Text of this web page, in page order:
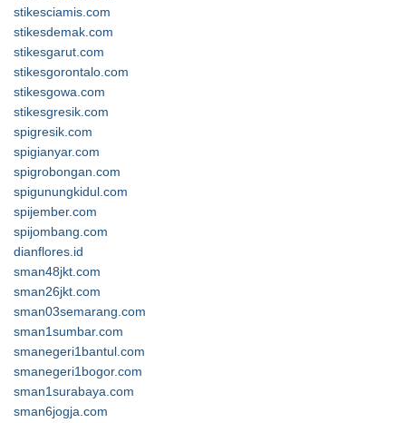
stikesciamis.com
stikesdemak.com
stikesgarut.com
stikesgorontalo.com
stikesgowa.com
stikesgresik.com
spigresik.com
spigianyar.com
spigrobongan.com
spigunungkidul.com
spijember.com
spijombang.com
dianflores.id
sman48jkt.com
sman26jkt.com
sman03semarang.com
sman1sumbar.com
smanegeri1bantul.com
smanegeri1bogor.com
sman1surabaya.com
sman6jogja.com